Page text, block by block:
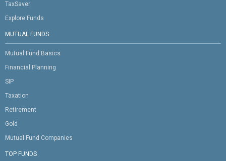
TaxSaver
Explore Funds
MUTUAL FUNDS
Mutual Fund Basics
Financial Planning
SIP
Taxation
Retirement
Gold
Mutual Fund Companies
TOP FUNDS